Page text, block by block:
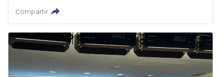
Compartir